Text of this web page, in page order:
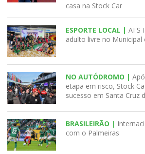
casa na Stock Car
ESPORTE LOCAL | AFS
adulto livre no Municipal
NO AUTÓDROMO |
etapa em risco, Stock
sucesso em Santa Cruz
BRASILEIRÃO |
com o Palmeiras